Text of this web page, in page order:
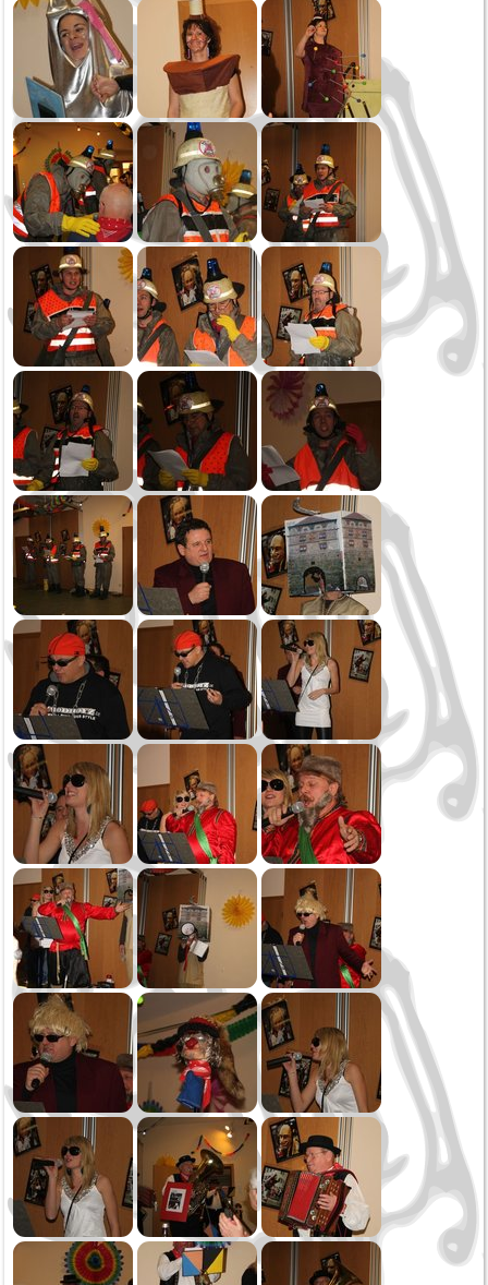
Oktoberfest
Generalversammlung
Öffentliche Musikprobe
Erste Probe
2020
Narrensprung
Kinderball
Schmotziger
Generalversammlung
2019
Weihnachtsspielen
Kirchenkonzert
Oktoberfest Sonntag
Oktoberfest Samstag
Öffentliche Musikprobe
Abschluss mit Flourn
Verbandsmusikfest Frittlingen
Jubiläumskonzert
Generalversammlung
Schmotziger
Hüttenwochenende
Dreikönig
2018
Weihnachtsspielen
Oktoberfest Sonntag
Oktoberfest Samstag
Saukirbe Göllsdorf
Öffentliche Musikprobe
Gartenfest MV Zimmern
Frühjahrskonzert
Generalversammlung
Fasnet
Dreikönig
2017
Weihnachtsspielen
Achtung Aufnahme!
Oktoberfest Sonntag
Oktoberfest Samstag
Ausflug und Konzert Stollhofen
Fasnet
Narradag
Fasnetsuniform